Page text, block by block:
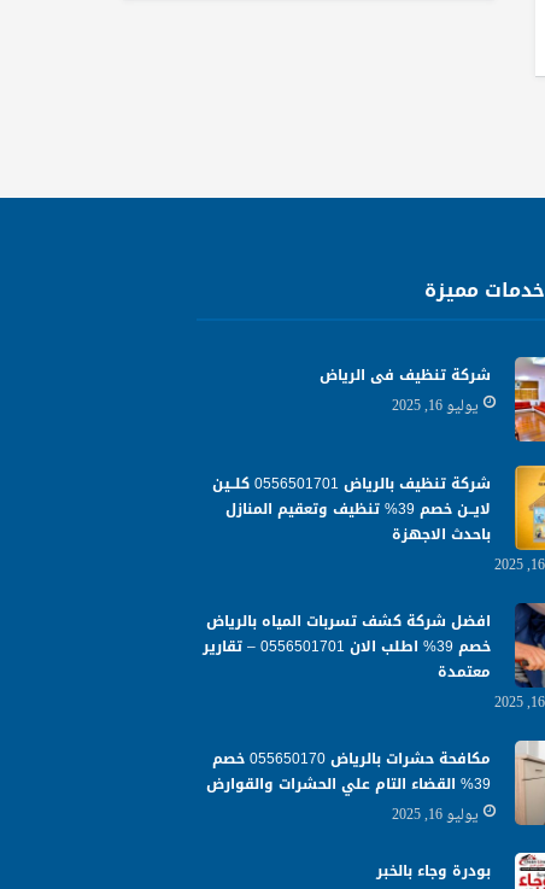
خدمات مميزة
شركة تنظيف فى الرياض
يوليو 16, 2025
شركة تنظيف بالرياض 0556501701 كلــين
لايــن خصم 39% تنظيف وتعقيم المنازل
باحدث الاجهزة
افضل شركة كشف تسربات المياه بالرياض
خصم 39% اطلب الان 0556501701‬‏ – تقارير
معتمدة
مكافحة حشرات بالرياض 055650170 خصم
39% القضاء التام علي الحشرات والقوارض
يوليو 16, 2025
بودرة وجاء بالخبر